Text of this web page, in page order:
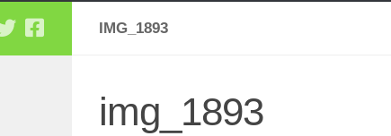
IMG_1893
img_1893